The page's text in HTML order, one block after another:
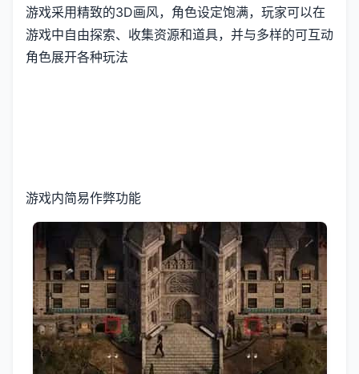
游戏采用精致的3D画风，角色设定饱满，玩家可以在
游戏中自由探索、收集资源和道具，并与多样的可互动
角色展开各种玩法
游戏内简易作弊功能